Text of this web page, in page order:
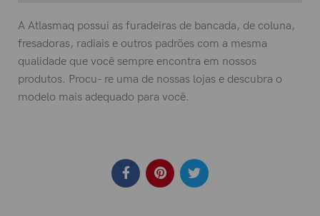
A Atlasmaq possui as furadeiras de bancada, de coluna,
fresadoras, radiais e outros padrões com a mesma
qualidade que você sempre encontra em nossos
produtos. Procu- re uma de nossas lojas e descubra o
modelo mais adequado para você.